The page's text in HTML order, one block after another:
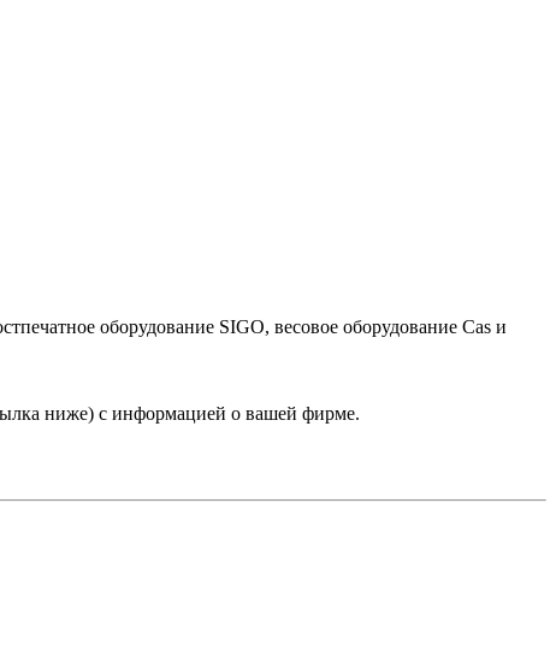
оборудование SIGO, весовое оборудование Cas и
ниже) с информацией о вашей фирме.